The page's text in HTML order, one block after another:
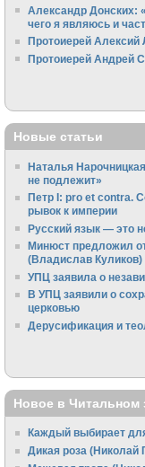
Александр Донских:
чего я являюсь и
Протоиерей Алексий
Протоиерей Андрей
Новые статьи
Наталья
не подлежит»
Петр I: pro et contra.
рывок к империи
Русский язык — это
Минюст предложил
(Владислав Куликов)
УПЦ заявила о
В УПЦ заявили о
церковью
Дерусификация и
Новое в Читальном
Каждый выбирает
Дикая роза (Николай